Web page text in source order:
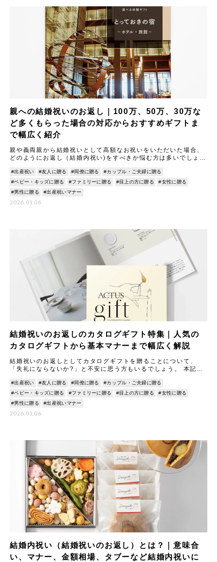
親への結婚祝いのお返し｜100万、50万、30万な
ど多くもらった場合の対応からおすすめギフトま
で幅広く紹介
親や義両親から結婚祝いとして高額なお祝いをいただいた場合、
どのようにお返し（結婚内祝い)をすべきか悩む方は多いでしょ
100
#出産祝い #友人に贈る #同僚に贈る
#カップル・ご夫婦に贈る
#ベビー・キッズに贈る
#ファミリーに贈る #目上の方に贈る
#女性に贈る
#男性に贈る
#出産祝いマナー
2026.01.06
結婚祝いのお返しのカタログギフト特集｜人気の
カタログギフトから基本マナーまで幅広く解説
結婚祝いのお返しとしてカタログギフトを贈ることについて、
「失礼にならないか?」と不安に思う方もいるでしょう。 本記事
ます。
#出産祝い #友人に贈る #同僚に贈る
#カップル・ご夫婦に贈る
#ベビー・キッズに贈る
#ファミリーに贈る #目上の方に贈る
#女性に贈る
#男性に贈る
#出産祝いマナー
2026.01.06
結婚内祝い（結婚祝いのお返し）とは？｜意味合
い、マナー、金額相場、タブーなど結婚内祝いに